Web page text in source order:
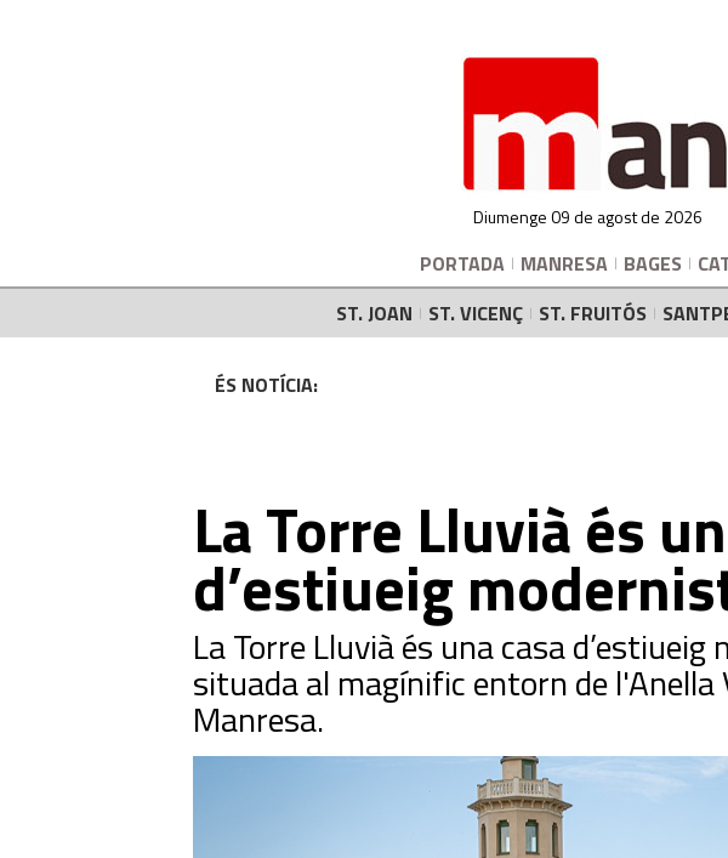
Diumenge 09 de agost de 2026
PORTADA MANRESA BAGES
ST. JOAN
ST. VICENÇ ST. FRUITÓS
ÉS NOTÍCIA:
La Torre Lluvià és
d’estiueig
La Torre Lluvià és una casa
situada al magínific entorn de l'Anella
Manresa.